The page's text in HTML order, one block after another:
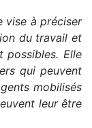
vise à préciser
du travail et
possibles. Elle
qui peuvent
mobilisés
leur être